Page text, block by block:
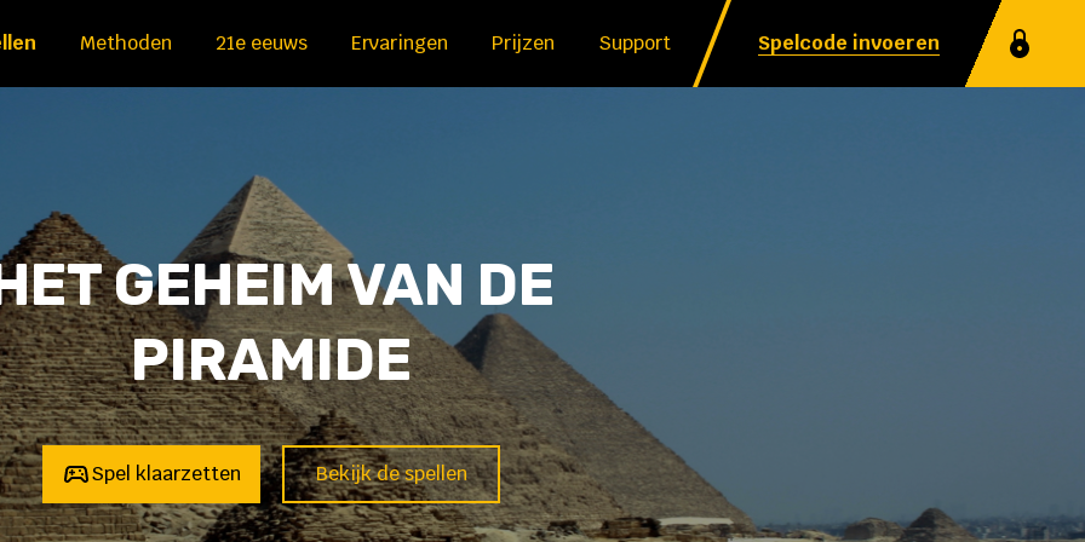
Methoden 21e eeuws Ervaringen Prijzen Support Spelcode invoeren
GEHEIM VAN DE
PIRAMIDE
Spel klaarzetten Bekijk de spellen